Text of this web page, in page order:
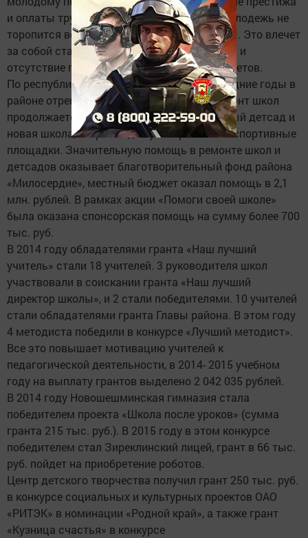
и оплаты труда учительской профессии, молодежь не
торопится возвращаться в сельские школы. Это влечет
за собой старение педагогического корпуса и
отсутствие преподавания некоторых предметов.
По республиканским программам за последние годы в
районе отремонтированы 7 школ, и капремонт школ
продолжается. В этом году построены новый детсад и
новая школа, открыты две универсальные спортивные
площадки. Значительную помощь в ремонте школ и
детсадов оказывает благотворительный фонд района
«Милосердие», местный бюджет оказал помощь в 2,1
млн. рублей. В рамках акции «Помоги своей школе»
была оказана спонсорская помощь на сумму более 700
тыс. руб.
В 2014 году обладателями гранта «Наш лучший
учитель» стали 18 учителей. 3 руководителя школ
участвовали в соискании гранта «Наш лучший
директор школы», и 2 стали победителями. 10 учителей
стали обладателями гранта Главы района. В этом году
4 методиста победили в конкурсе «Лучший методист».
Все это повышает мотивацию учителей к
педагогической деятельности, в 2014- 2015 учебном
году на выплату грантов выделено 2 042 035 рублей.
В 2014 году Новошешминская гимназия стала
победителем проекта «Школа после уроков» (сумма
гранта 215 тыс. руб.). В 2015 году в этом конкурсе
победителем стал Зиреклинский лицей, грант в 66 тыс.
руб. пойдет на приобретение роботов.
Центр детского творчества получил грант 250 тыс. руб.
в конкурсе социальных и культурных проектов ОАО
«РИТЭК» в номинации «Родной край», а также грант
«Кузница счастья» в конкурсе